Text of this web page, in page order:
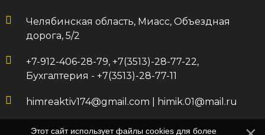
Челябинская область, Миасс, Объездная
дорога, 5/2
+7-912-406-28-79, +7(3513)-28-77-22,
Бухгалтерия - +7(3513)-28-77-11
himreaktiv174@gmail.com himik.01@mail.ru
Этот сайт использует файлы cookies для более